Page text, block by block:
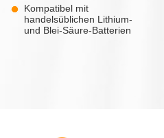
Kompatibel mit
handelsüblichen Lithium-
und Blei-Säure-Batterien